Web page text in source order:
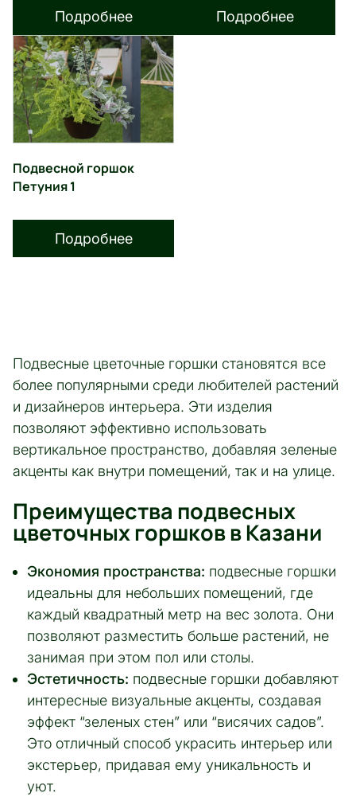
Подробнее Подробнее
Подвесной горшок
Петуния 1
Подробнее
Подвесные цветочные горшки становятся все
более популярными среди любителей растений
и дизайнеров интерьера. Эти изделия
позволяют эффективно использовать
вертикальное пространство, добавляя зеленые
акценты как внутри помещений, так и на улице.
Преимущества подвесных
цветочных горшков в Казани
Экономия пространства: подвесные горшки
идеальны для небольших помещений, где
каждый квадратный метр на вес золота. Они
позволяют разместить больше растений, не
занимая при этом пол или столы.
Эстетичность: подвесные горшки добавляют
интересные визуальные акценты, создавая
эффект “зеленых стен” или “висячих садов”.
Это отличный способ украсить интерьер или
экстерьер, придавая ему уникальность и
уют.